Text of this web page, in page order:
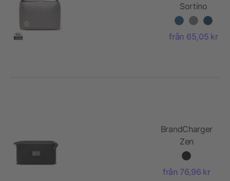
Sortino
RCS
necessär
från 65,05 kr
BrandCharger
Zen
multifunctional
från 76,96 kr